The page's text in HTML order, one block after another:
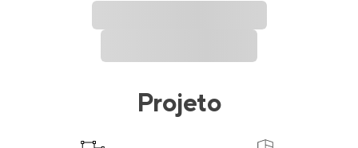
Projeto